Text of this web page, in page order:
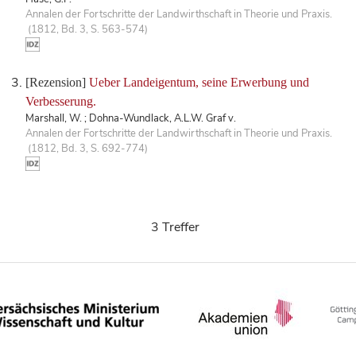
Annalen der Fortschritte der Landwirthschaft in Theorie und Praxis.
(1812, Bd. 3, S. 563-574)
[Rezension] Ueber Landeigentum, seine Erwerbung und
Verbesserung.
Marshall, W. ; Dohna-Wundlack, A.L.W. Graf v.
Annalen der Fortschritte der Landwirthschaft in Theorie und Praxis.
(1812, Bd. 3, S. 692-774)
3 Treffer